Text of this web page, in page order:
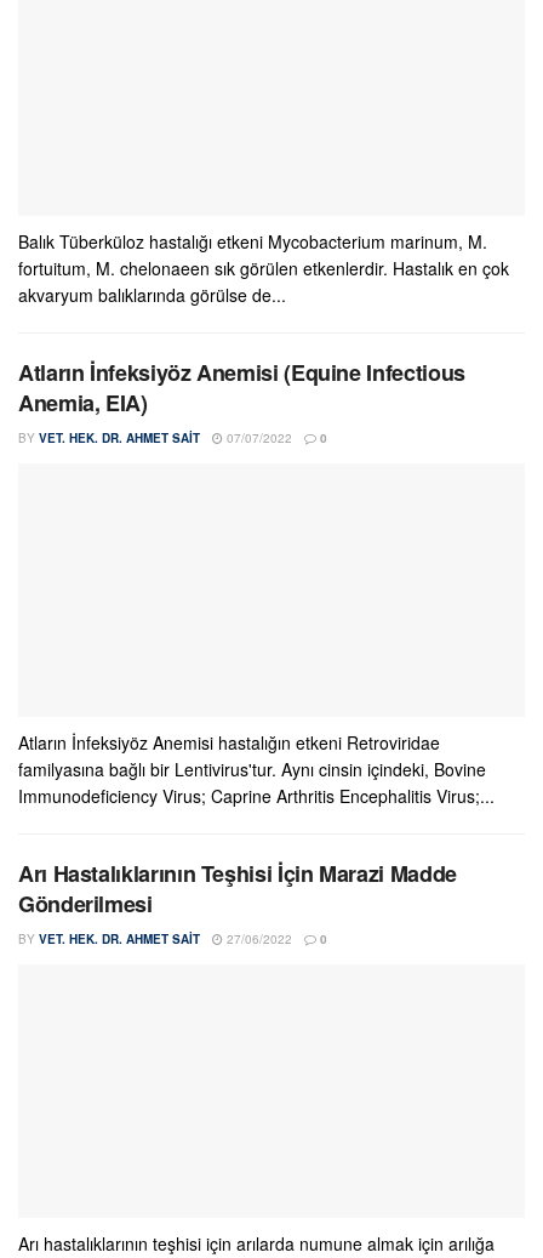
Balık Tüberküloz hastalığı etkeni Mycobacterium marinum, M.
fortuitum, M. chelonaeen sık görülen etkenlerdir. Hastalık en çok
akvaryum balıklarında görülse de...
Atların İnfeksiyöz Anemisi (Equine Infectious
Anemia, EIA)
BY VET. HEK. DR. AHMET SAIT 07/07/2022 0
Atların İnfeksiyöz Anemisi hastalığın etkeni Retroviridae
familyasına bağlı bir Lentivirus'tur. Aynı cinsin içindeki, Bovine
Immunodeficiency Virus; Caprine Arthritis Encephalitis Virus;...
Arı Hastalıklarının Teşhisi İçin Marazi Madde
Gönderilmesi
BY VET. HEK. DR. AHMET SAIT 27/06/2022 0
Arı hastalıklarının teşhisi için arılarda numune almak için arılığa